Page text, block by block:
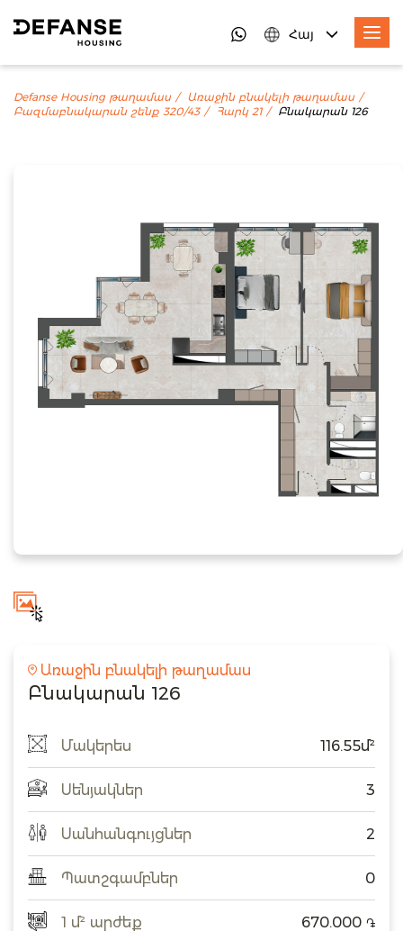
Հայ
Defanse Housing թաղամաս
Առաջին բնակելի թաղամաս
Բազմաբնակարան շենք 320/43
Հարկ 21 Բնակարան 126
Առաջին բնակելի թաղամաս
Բնակարան 126
Մակերես 116.55մ²
Սենյակներ 3
Սանհանգույցներ 2
Պատշգամբներ 0
1 մ² արժեք 670.000 ֏